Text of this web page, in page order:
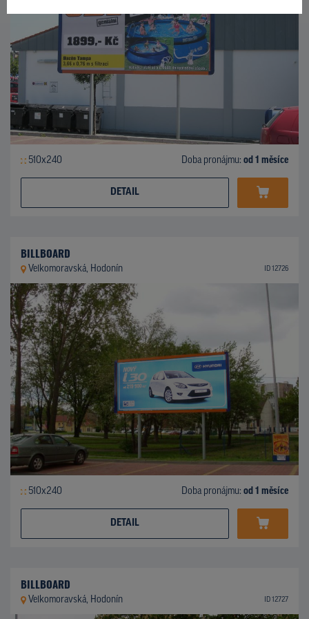
510x240 Doba pronájmu: od 1 měsíce
DETAIL
BILLBOARD
Velkomoravská, Hodonín ID 12726
510x240 Doba pronájmu: od 1 měsíce
DETAIL
BILLBOARD
Velkomoravská, Hodonín ID 12727